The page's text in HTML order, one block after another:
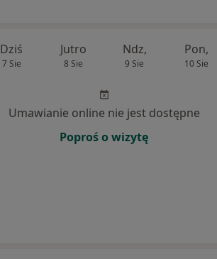
Dziś
7 Sie
Jutro
8 Sie
Ndz,
9 Sie
Pon,
10 Sie
Umawianie online nie jest dostępne
Poproś o wizytę